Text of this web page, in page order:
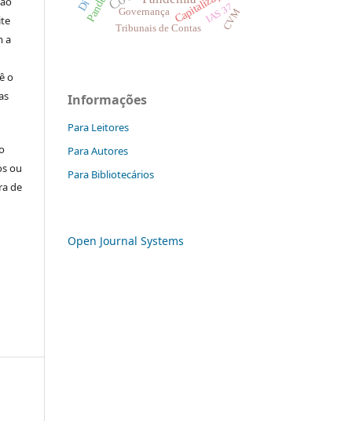
a
o
ou
de
Tribunais de Contas
Governança IAS 37
CVM
Informações
Para Leitores
Para Autores
Para Bibliotecários
Open Journal Systems